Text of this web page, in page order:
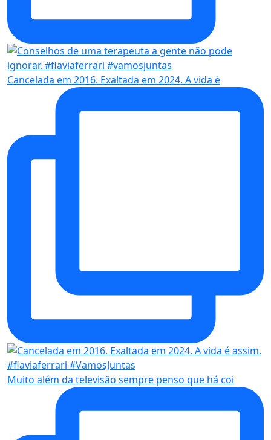
Cancelada em 2016. Exaltada em 2024. A vida é
Muito além da televisão sempre penso que há coi